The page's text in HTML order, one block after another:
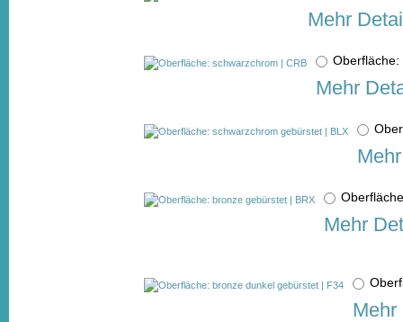
Mehr
Mehr
Mehr
Mehr